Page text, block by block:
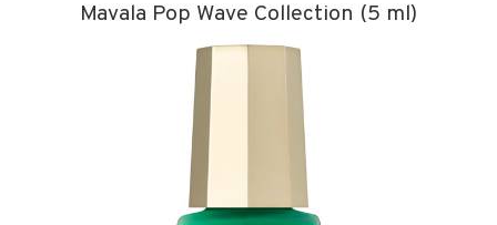
Mavala Pop Wave Collection (5 ml)